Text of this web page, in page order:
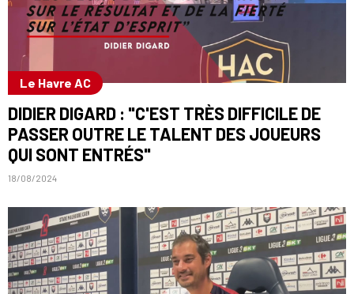
Le Havre AC
DIDIER DIGARD : "C'EST TRÈS DIFFICILE DE
PASSER OUTRE LE TALENT DES JOUEURS
QUI SONT ENTRÉS"
18/08/2024